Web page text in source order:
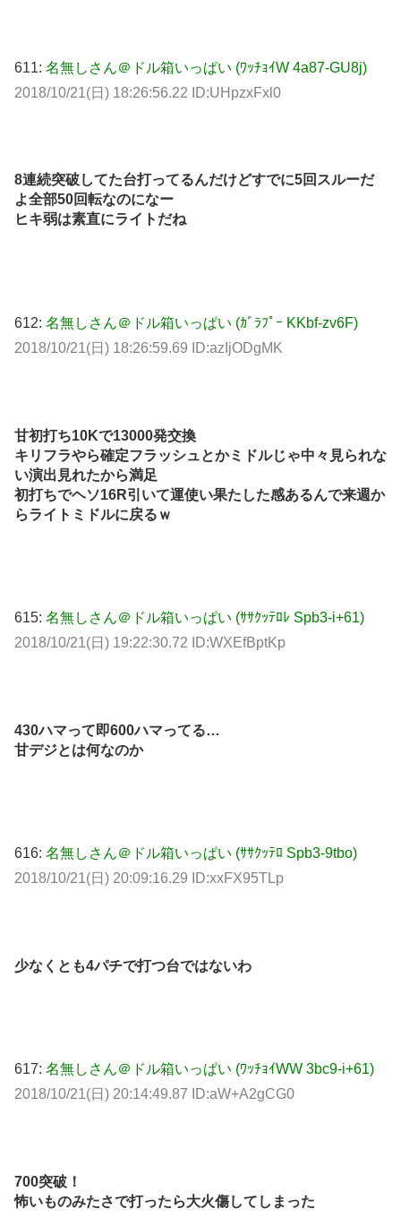
611: 名無しさん＠ドル箱いっぱい (ﾜｯﾁｮｲW 4a87-GU8j)
2018/10/21(日) 18:26:56.22 ID:UHpzxFxl0
8連続突破してた台打ってるんだけどすでに5回スルーだ
よ全部50回転なのになー
ヒキ弱は素直にライトだね
612: 名無しさん＠ドル箱いっぱい (ｶﾞﾗﾌﾟｰ KKbf-zv6F)
2018/10/21(日) 18:26:59.69 ID:azIjODgMK
甘初打ち10Kで13000発交換
キリフラやら確定フラッシュとかミドルじゃ中々見られな
い演出見れたから満足
初打ちでヘソ16R引いて運使い果たした感あるんで来週か
らライトミドルに戻るｗ
615: 名無しさん＠ドル箱いっぱい (ｻｻｸｯﾃﾛﾚ Spb3-i+61)
2018/10/21(日) 19:22:30.72 ID:WXEfBptKp
430ハマって即600ハマってる…
甘デジとは何なのか
616: 名無しさん＠ドル箱いっぱい (ｻｻｸｯﾃﾛ Spb3-9tbo)
2018/10/21(日) 20:09:16.29 ID:xxFX95TLp
少なくとも4パチで打つ台ではないわ
617: 名無しさん＠ドル箱いっぱい (ﾜｯﾁｮｲWW 3bc9-i+61)
2018/10/21(日) 20:14:49.87 ID:aW+A2gCG0
700突破！
怖いものみたさで打ったら大火傷してしまった